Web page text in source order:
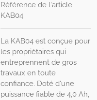
Référence de l'article:
KAB04
La KAB04 est conçue pour
les propriétaires qui
entreprennent de gros
travaux en toute
confiance. Doté d'une
puissance fiable de 4,0 Ah,